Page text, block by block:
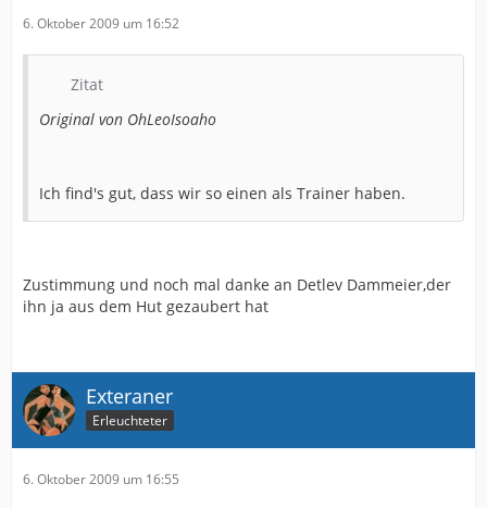
6. Oktober 2009 um 16:52
Zitat
Original von OhLeoIsoaho
Ich find's gut, dass wir so einen als Trainer haben.
Zustimmung und noch mal danke an Detlev Dammeier,der
ihn ja aus dem Hut gezaubert hat
Exteraner
Erleuchteter
6. Oktober 2009 um 16:55